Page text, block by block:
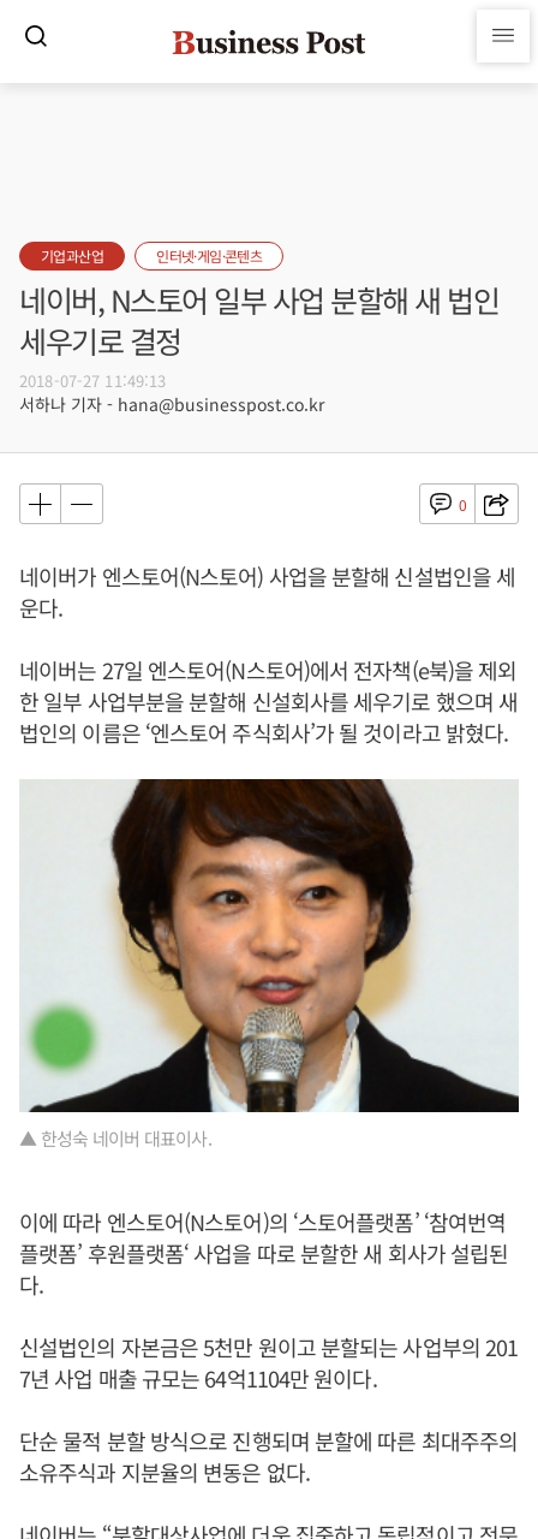
기업과산업 인터넷·게임·콘텐츠
네이버, N스토어 일부 사업 분할해 새 법인
세우기로 결정
2018-07-27 11:49:13
서하나 기자 - hana@businesspost.co.kr
0
네이버가 엔스토어(N스토어) 사업을 분할해 신설법인을 세
운다.
네이버는 27일 엔스토어(N스토어)에서 전자책(e북)을 제외
한 일부 사업부분을 분할해 신설회사를 세우기로 했으며 새
법인의 이름은 ‘엔스토어 주식회사’가 될 것이라고 밝혔다.
▲ 한성숙 네이버 대표이사.
이에 따라 엔스토어(N스토어)의 ‘스토어플랫폼’ ‘참여번역
플랫폼’ 후원플랫폼‘ 사업을 따로 분할한 새 회사가 설립된
다.
신설법인의 자본금은 5천만 원이고 분할되는 사업부의 201
7년 사업 매출 규모는 64억1104만 원이다.
단순 물적 분할 방식으로 진행되며 분할에 따른 최대주주의
소유주식과 지분율의 변동은 없다.